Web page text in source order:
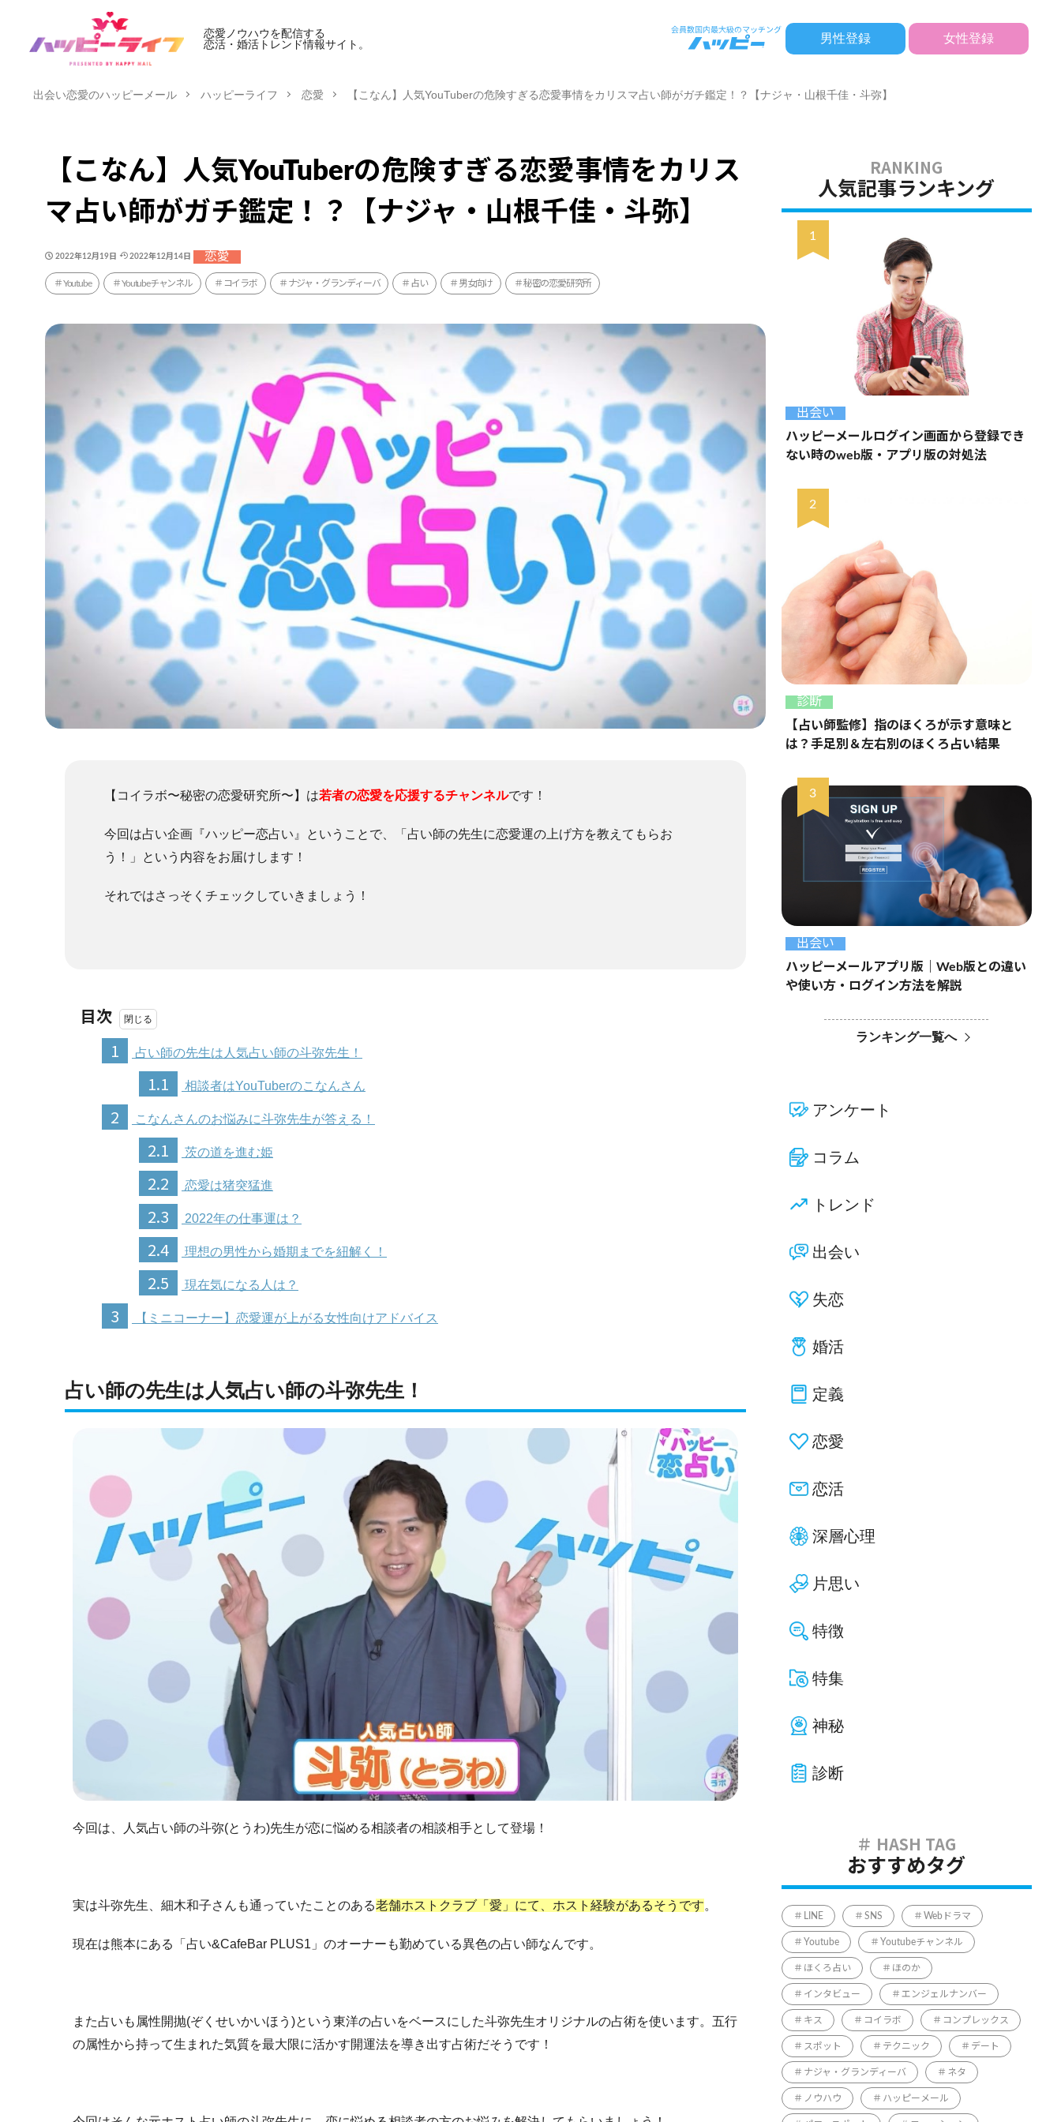
恋愛ノウハウを配信する
恋活・婚活トレンド情報サイト。
男性登録 女性登録
出会い恋愛のハッピーメール ハッピーライフ 恋愛 【こなん】人気YouTuberの危険すぎる恋愛事情をカリスマ占い師がガチ鑑定！？【ナジャ・山根千佳・斗弥】
【こなん】人気YouTuberの危険すぎる恋愛事情をカリス
マ占い師がガチ鑑定！？【ナジャ・山根千佳・斗弥】
2022年12月19日 2022年12月14日 恋愛
Youtube Youtubeチャンネル コイラボ ナジャ・グランディーバ 占い 男女向け 秘密の恋愛研究所
【コイラボ〜秘密の恋愛研究所〜】は若者の恋愛を応援するチャンネルです！
今回は占い企画『ハッピー恋占い』ということで、「占い師の先生に恋愛運の上げ方を教えてもらお
う！」という内容をお届けします！
それではさっそくチェックしていきましょう！
目次
1
占い師の先生は人気占い師の斗弥先生！
1.1 相談者はYouTuberのこなんさん
2 こなんさんのお悩みに斗弥先生が答える！
2.1 茨の道を進む姫
2.2 恋愛は猪突猛進
2.3 2022年の仕事運は？
2.4 理想の男性から婚期までを紐解く！
2.5 現在気になる人は？
3 【ミニコーナー】恋愛運が上がる女性向けアドバイス
占い師の先生は人気占い師の斗弥先生！
今回は、人気占い師の斗弥(とうわ)先生が恋に悩める相談者の相談相手として登場！
実は斗弥先生、細木和子さんも通っていたことのある老舗ホストクラブ「愛」にて、ホスト経験があるそうです。
現在は熊本にある「占い&CafeBar PLUS1」のオーナーも勤めている異色の占い師なんです。
また占いも属性開抛(ぞくせいかいほう)という東洋の占いをベースにした斗弥先生オリジナルの占術を使います。五行
の属性から持って生まれた気質を最大限に活かす開運法を導き出す占術だそうです！
人気記事ランキング
出会い
ハッピーメールログイン画面から登録でき
ない時のweb版・アプリ版の対処法
診断
【占い師監修】指のほくろが示す意味と
は？手足別＆左右別のほくろ占い結果
出会い
ハッピーメールアプリ版｜Web版との違い
や使い方・ログイン方法を解説
ランキング一覧へ
アンケート
コラム
トレンド
出会い
失恋
婚活
定義
恋愛
恋活
深層心理
片思い
特徴
特集
神秘
診断
おすすめタグ
LINE SNS Webドラマ
Youtube Youtubeチャンネル
ほくろ占い ほのか
インタビュー エンジェルナンバー
キス コイラボ コンプレックス
スポット テクニック デート
ナジャ・グランディーバ ネタ
ノウハウ ハッピーメール